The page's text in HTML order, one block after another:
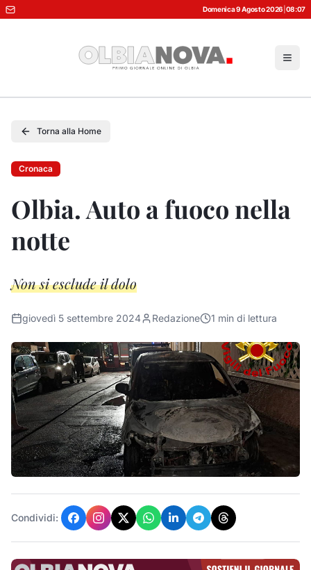
Domenica 9 Agosto 2026 08:07
Torna alla Home
Cronaca
Olbia. Auto a fuoco nella
notte
Non si esclude il dolo
giovedì 5 settembre 2024 Redazione 1 min di lettura
Condividi: